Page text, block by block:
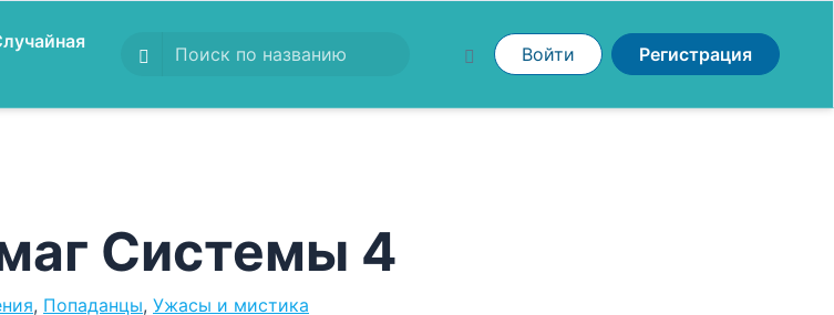
Войти Регистрация
Системы 4
, Попаданцы, Ужасы и мистика